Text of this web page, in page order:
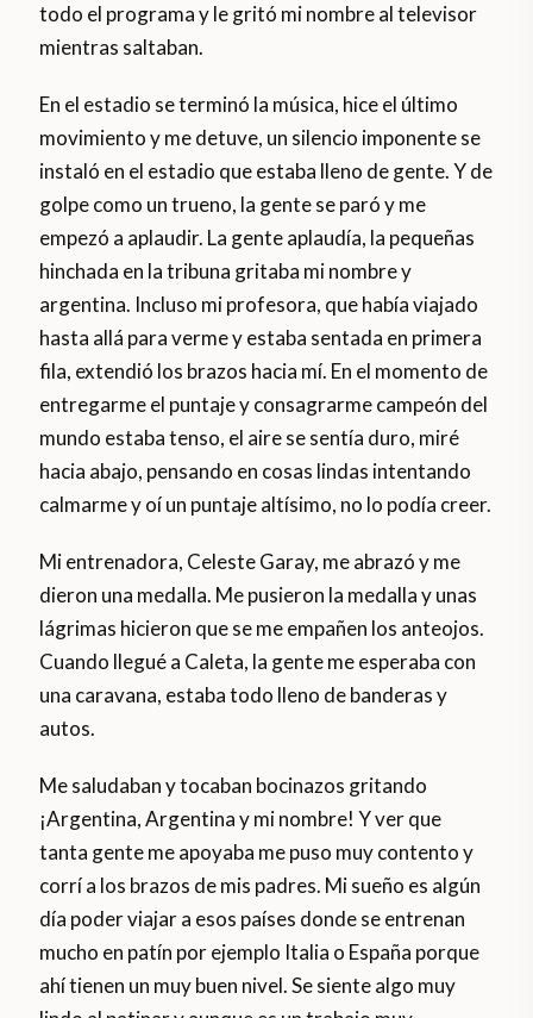
todo el programa y le gritó mi nombre al televisor
mientras saltaban.
En el estadio se terminó la música, hice el último
movimiento y me detuve, un silencio imponente se
instaló en el estadio que estaba lleno de gente. Y de
golpe como un trueno, la gente se paró y me
empezó a aplaudir. La gente aplaudía, la pequeñas
hinchada en la tribuna gritaba mi nombre y
argentina. Incluso mi profesora, que había viajado
hasta allá para verme y estaba sentada en primera
fila, extendió los brazos hacia mí. En el momento de
entregarme el puntaje y consagrarme campeón del
mundo estaba tenso, el aire se sentía duro, miré
hacia abajo, pensando en cosas lindas intentando
calmarme y oí un puntaje altísimo, no lo podía creer.
Mi entrenadora, Celeste Garay, me abrazó y me
dieron una medalla. Me pusieron la medalla y unas
lágrimas hicieron que se me empañen los anteojos.
Cuando llegué a Caleta, la gente me esperaba con
una caravana, estaba todo lleno de banderas y
autos.
Me saludaban y tocaban bocinazos gritando
¡Argentina, Argentina y mi nombre! Y ver que
tanta gente me apoyaba me puso muy contento y
corrí a los brazos de mis padres. Mi sueño es algún
día poder viajar a esos países donde se entrenan
mucho en patín por ejemplo Italia o España porque
ahí tienen un muy buen nivel. Se siente algo muy